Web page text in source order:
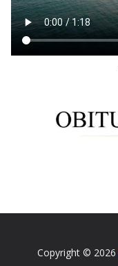
Copyright © 2026